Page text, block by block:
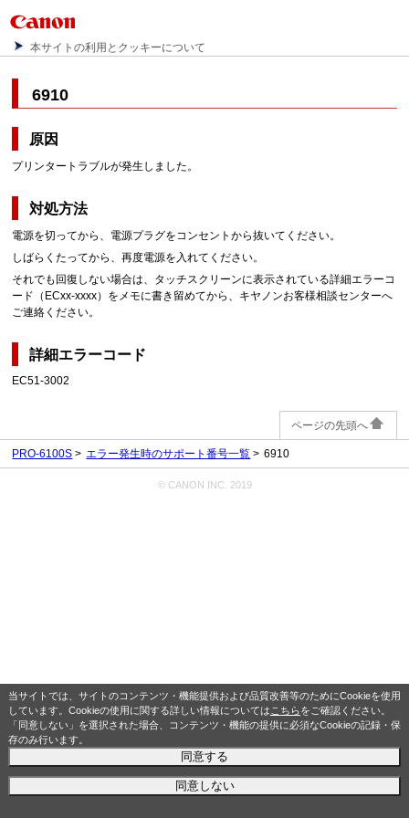
当サイトでは、サイトのコンテンツ・機能提供および品質改善等のためにCookieを使用
しています。Cookieの使用に関する詳しい情報については こちらをご確認ください。
「同意しない」を選択された場合、コンテンツ・機能の提供に必須なCookieの記録・保
存のみ行います。
同意する
同意しない
本サイトの利用とクッキーについて
6910
原因
プリンタートラブルが発生しました。
対処方法
電源を切ってから、電源プラグをコンセントから抜いてください。
しばらくたってから、再度電源を入れてください。
それでも回復しない場合は、タッチスクリーンに表示されている詳細エラーコ
ード（ECxx-xxxx）をメモに書き留めてから、キヤノンお客様相談センターへ
ご連絡ください。
詳細エラーコード
EC51-3002
ページの先頭へ
PRO-6100S エラー発生時のサポート番号一覧 6910
© CANON INC. 2019